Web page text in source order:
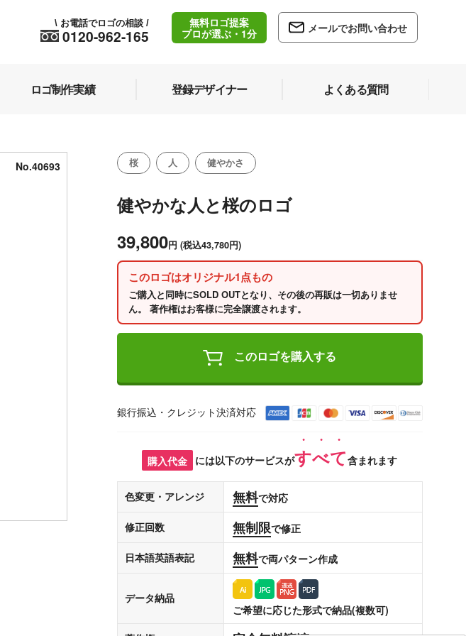
0120-962-165
\ お電話でロゴの相談 /
無料ロゴ提案
プロが選ぶ・1分
メールでお問い合わせ
ロゴ制作実績 登録デザイナー よくある質問
No.40693 桜 人 健やかさ
健やかな人と桜のロゴ
39,800円 (税込43,780円)
このロゴはオリジナル1点もの
ご購入と同時にSOLD OUTとなり、その後の再販は一切ありませ
ん。 著作権はお客様に完全譲渡されます。
このロゴを購入する
銀行振込・クレジット決済対応
購入代金 には以下のサービスがすべて含まれます
色変更・アレンジ 無料で対応
修正回数 無制限で修正
日本語英語表記 無料で両パターン作成
データ納品
ご希望に応じた形式で納品(複数可)